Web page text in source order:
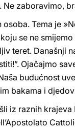
zaboravimo,
Tema je
se ne
teret. Današnji
Ojačajmo
budućnost
bakama i
iz raznih